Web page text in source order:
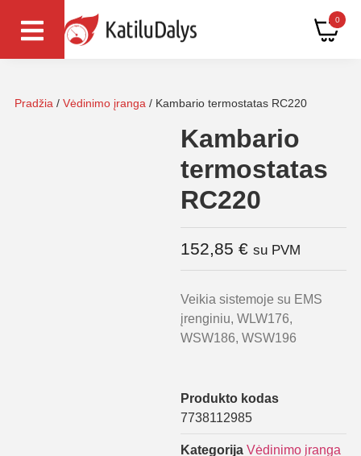
0
Pradžia / Vėdinimo įranga / Kambario termostatas RC220
Kambario
termostatas
RC220
152,85 € su PVM
Veikia sistemoje su EMS
įrenginiu, WLW176,
WSW186, WSW196
Produkto kodas
7738112985
Kategorija Vėdinimo įranga